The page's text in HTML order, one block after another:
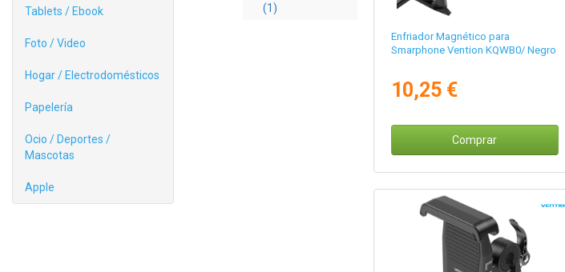
Tablets / Ebook
Foto / Video
Hogar / Electrodomésticos
Papelería
Ocio / Deportes /
Mascotas
Apple
(1)
Enfriador Magnético para
Smarphone Vention KQWB0/ Negro
10,25 €
Comprar